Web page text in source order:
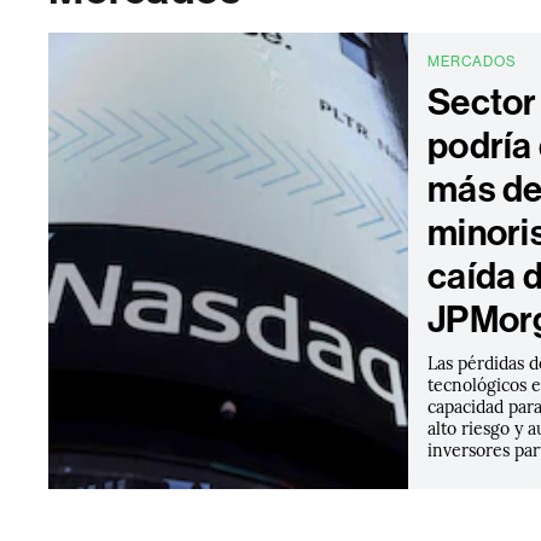
MERCADOS
podría
más
caída
Las pérdidas
tecnológicos
capacidad
alto riesgo y
inversores